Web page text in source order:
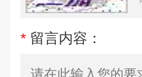
* 留言内容：